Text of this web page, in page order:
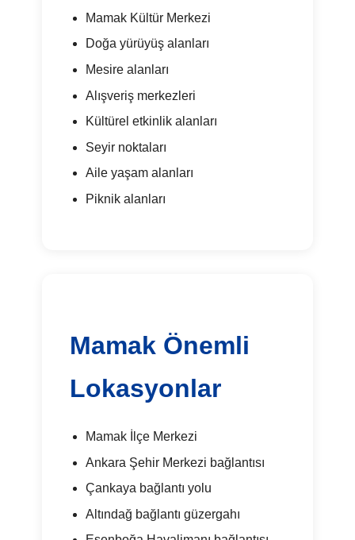
Mamak Kültür Merkezi
Doğa yürüyüş alanları
Mesire alanları
Alışveriş merkezleri
Kültürel etkinlik alanları
Seyir noktaları
Aile yaşam alanları
Piknik alanları
Mamak Önemli
Lokasyonlar
Mamak İlçe Merkezi
Ankara Şehir Merkezi bağlantısı
Çankaya bağlantı yolu
Altındağ bağlantı güzergahı